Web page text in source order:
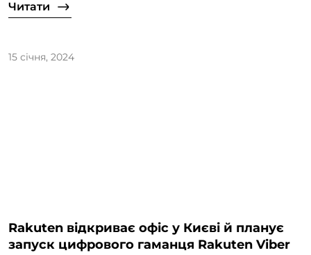
Читати
15 січня, 2024
Rakuten відкриває офіс у Києві й планує
запуск цифрового гаманця Rakuten Viber